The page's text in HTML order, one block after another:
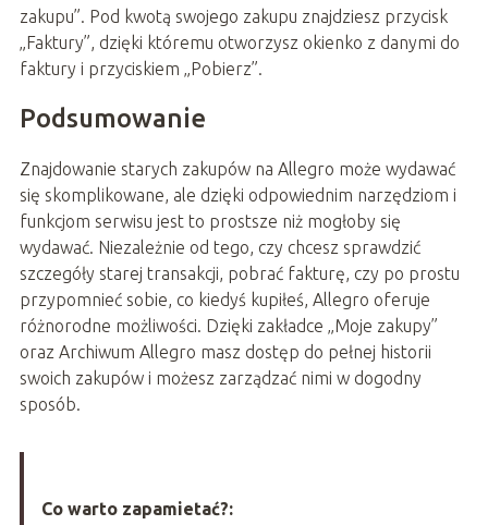
zakupu”. Pod kwotą swojego zakupu znajdziesz przycisk
„Faktury”, dzięki któremu otworzysz okienko z danymi do
faktury i przyciskiem „Pobierz”.
Podsumowanie
Znajdowanie starych zakupów na Allegro może wydawać
się skomplikowane, ale dzięki odpowiednim narzędziom i
funkcjom serwisu jest to prostsze niż mogłoby się
wydawać. Niezależnie od tego, czy chcesz sprawdzić
szczegóły starej transakcji, pobrać fakturę, czy po prostu
przypomnieć sobie, co kiedyś kupiłeś, Allegro oferuje
różnorodne możliwości. Dzięki zakładce „Moje zakupy”
oraz Archiwum Allegro masz dostęp do pełnej historii
swoich zakupów i możesz zarządzać nimi w dogodny
sposób.
Co warto zapamietać?: